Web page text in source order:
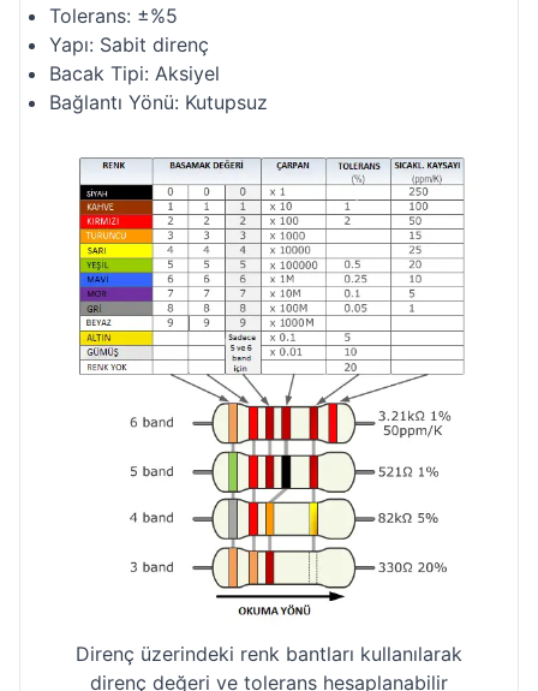
Tolerans: ±%5
Yapı: Sabit direnç
Bacak Tipi: Aksiyel
Bağlantı Yönü: Kutupsuz
Direnç üzerindeki renk bantları kullanılarak
direnç değeri ve tolerans hesaplanabilir